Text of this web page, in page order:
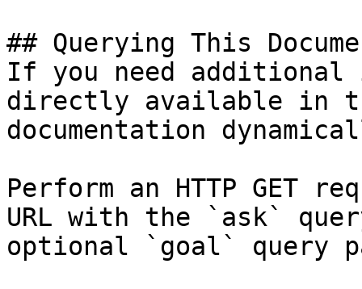
## Querying This
If you need
directly available in
documentation
Perform an HTTP GET
URL with the `ask`
optional `goal` query